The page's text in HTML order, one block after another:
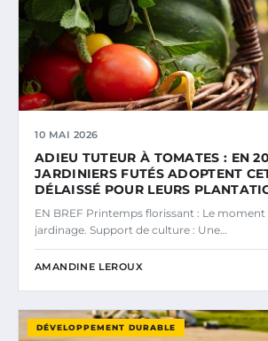
10 MAI 2026
ADIEU TUTEUR À TOMATES : EN
JARDINIERS FUTÉS ADOPTENT
DÉLAISSÉ POUR LEURS
EN BREF Printemps florissant : Le
jardinage. Support de culture : Une…
AMANDINE LEROUX
DÉVELOPPEMENT DURABLE